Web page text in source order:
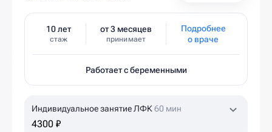
10 лет
стаж
от 3 месяцев
принимает
Подробнее
о враче
Работает с беременными
Индивидуальное занятие ЛФК60 мин
4300 ₽